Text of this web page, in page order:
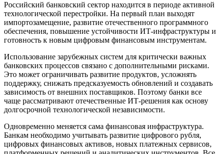
Российский банковский сектор находится в периоде активной
технологической перестройки. На первый план выходят
импортозамещение, развитие отечественного программного
обеспечения, повышение устойчивости ИТ-инфраструктуры и
готовность к новым цифровым финансовым инструментам.
Использование зарубежных систем для критически важных
банковских процессов связано с дополнительными рисками.
Это может ограничивать развитие продуктов, усложнять
поддержку, снижать предсказуемость обновлений и создавать
зависимость от внешних поставщиков. Поэтому банки все
чаще рассматривают отечественные ИТ-решения как основу
долгосрочной технологической независимости.
Одновременно меняется сама финансовая инфраструктура.
Банкам необходимо учитывать развитие цифрового рубля,
цифровых финансовых активов, новых платежных сервисов,